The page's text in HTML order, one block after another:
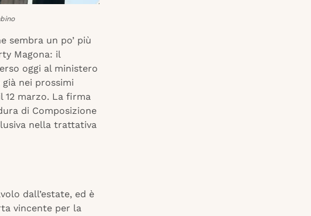
sembra un po’ più
Magona: il
oggi al ministero
nei prossimi
12 marzo. La firma
di Composizione
nella trattativa
dall’estate, ed è
vincente per la